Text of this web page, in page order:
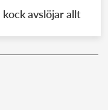
avslöjar allt